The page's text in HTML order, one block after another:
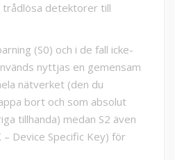
trådlösa detektorer till
(S0) och i de fall icke-
nyttjas en gemensam
nätverket (den du
bort och som absolut
tillhanda) medan S2 även
– Device Specific Key) för